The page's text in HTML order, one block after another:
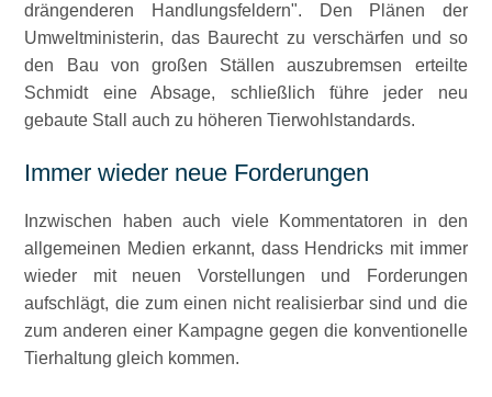
drängenderen Handlungsfeldern . Den Plänen der
Umweltministerin, das Baurecht zu verschärfen und so
den Bau von großen Ställen auszubremsen erteilte
Schmidt eine Absage, schließlich führe jeder neu
gebaute Stall auch zu höheren Tierwohlstandards.
Immer wieder neue Forderungen
Inzwischen haben auch viele Kommentatoren in den
allgemeinen Medien erkannt, dass Hendricks mit immer
wieder mit neuen Vorstellungen und Forderungen
aufschlägt, die zum einen nicht realisierbar sind und die
zum anderen einer Kampagne gegen die konventionelle
Tierhaltung gleich kommen.